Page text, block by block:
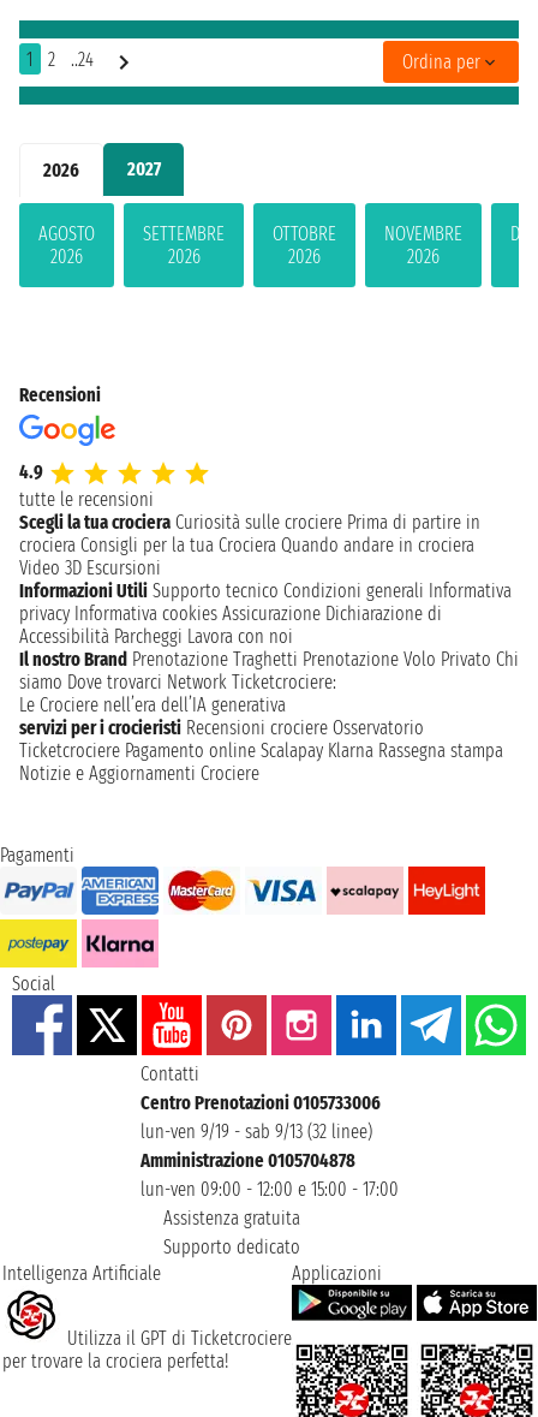
2026 2027
AGOSTO
2026
SETTEMBRE
2026
OTTOBRE
2026
NOVEMBRE
2026
1 2 ..24 Ordina per
Recensioni
4.9
tutte le recensioni
Scegli la tua crociera Curiosità sulle crociere Prima di partire in
crociera Consigli per la tua Crociera Quando andare in crociera
Video 3D Escursioni
Informazioni Utili Supporto tecnico Condizioni generali Informativa
privacy Informativa cookies Assicurazione Dichiarazione di
Accessibilità Parcheggi Lavora con noi
Il nostro Brand Prenotazione Traghetti Prenotazione Volo Privato Chi
siamo Dove trovarci Network Ticketcrociere:
Le Crociere nell’era dell’IA generativa
servizi per i crocieristi Recensioni crociere Osservatorio
Ticketcrociere Pagamento online Scalapay Klarna Rassegna stampa
Notizie e Aggiornamenti Crociere
Pagamenti
Social
Contatti
Centro Prenotazioni 0105733006
lun-ven 9/19 - sab 9/13 (32 linee)
Amministrazione 0105704878
lun-ven 09:00 - 12:00 e 15:00 - 17:00
Assistenza gratuita
Supporto dedicato
Intelligenza Artificiale
Utilizza il GPT di Ticketcrociere
per trovare la crociera perfetta!
Applicazioni